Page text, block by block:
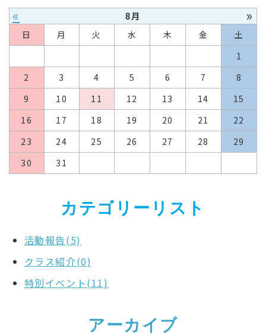
« 8月 »
日 月 火 水 木 金
土
1
2
3 4 5 6 7
8
9
10 11 12 13 14
15
16
17 18 19 20 21
22
23
24 25 26 27 28
29
30
31
カテゴリーリスト
活動報告(5)
クラス紹介(0)
特別イベント(11)
アーカイブ